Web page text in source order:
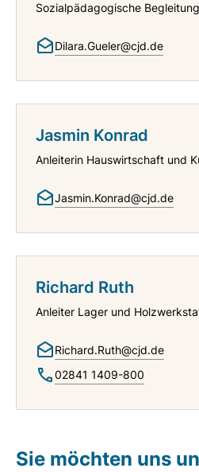
Sozialpädagogische Begleitung
Dilara.Gueler@cjd.de
Jasmin Konrad
Anleiterin Hauswirtschaft und
Jasmin.Konrad@cjd.de
Richard Ruth
Anleiter Lager und
Richard.Ruth@cjd.de
02841 1409-800
Sie möchten uns